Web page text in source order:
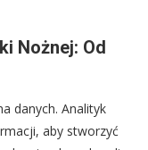
Nożnej: Od
danych. Analityk
aby stworzyć